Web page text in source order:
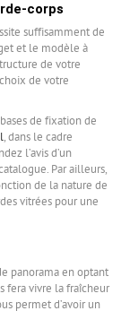
corps
suffisamment de
et le modèle à
de votre
de votre
de fixation de
, dans le cadre
l’avis d’un
Par ailleurs,
de la nature de
vitrées pour une
panorama en optant
fera vivre la fraîcheur
permet d’avoir un